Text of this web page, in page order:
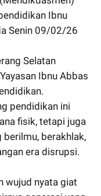
Ibnu
Senin 09/02/26
Selatan
Ibnu Abbas
pendidikan ini
fisik, tetapi juga
berilmu, berakhlak,
era disrupsi.
wujud nyata giat